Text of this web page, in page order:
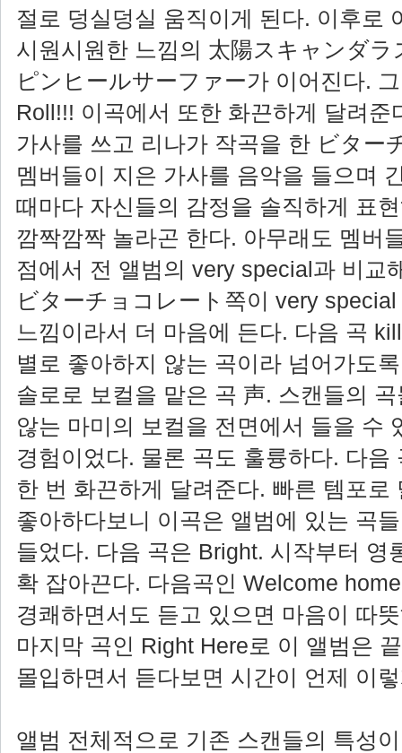
절로 덩실덩실 움직이게 된다. 이후로
시원시원한 느낌의 太陽スキャンダラ
ピンヒールサーファー가 이어진다.
Roll!!! 이곡에서 또한 화끈하게 달려준
가사를 쓰고 리나가 작곡을 한 ビター
멤버들이 지은 가사를 음악을 들으며
때마다 자신들의 감정을 솔직하게 표
깜짝깜짝 놀라곤 한다. 아무래도 멤버
점에서 전 앨범의 very special과 비교
ビターチョコレート쪽이 very
느낌이라서 더 마음에 든다. 다음 곡
별로 좋아하지 않는 곡이라 넘어가도
솔로로 보컬을 맡은 곡 声. 스캔들의
않는 마미의 보컬을 전면에서 들을 수
경험이었다. 물론 곡도 훌륭하다. 다
한 번 화끈하게 달려준다. 빠른 템포로
좋아하다보니 이곡은 앨범에 있는 곡
들었다. 다음 곡은 Bright. 시작부터 영
확 잡아끈다. 다음곡인 Welcome
경쾌하면서도 듣고 있으면 마음이 따
마지막 곡인 Right Here로 이 앨범은
몰입하면서 듣다보면 시간이 언제 이
앨범 전체적으로 기존 스캔들의 특성